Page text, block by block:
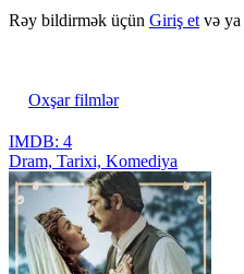
Rəy bildirmək üçün Giriş et və ya
Oxşar filmlər
IMDB: 4
Dram, Tarixi, Komediya